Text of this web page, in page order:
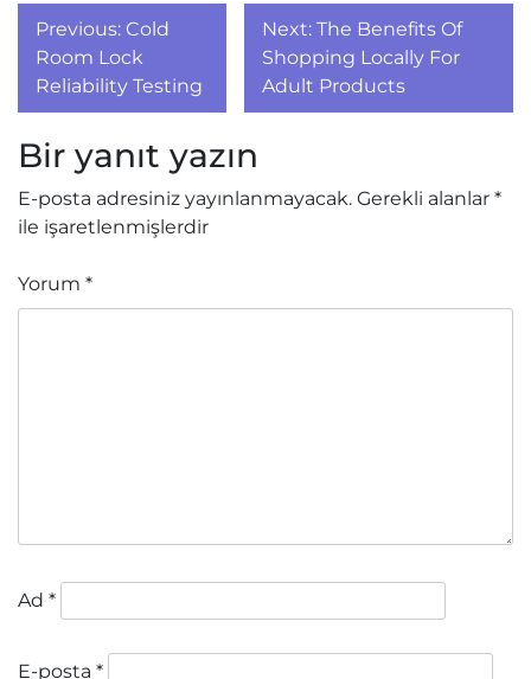
Yazı
gezinmesi
Previous: Cold
Room Lock
Reliability Testing
Next: The Benefits Of
Shopping Locally For
Adult Products
Bir yanıt yazın
E-posta adresiniz yayınlanmayacak. Gerekli alanlar *
ile işaretlenmişlerdir
Yorum *
Ad *
E-posta *